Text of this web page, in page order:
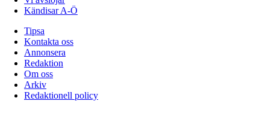
Kändisar A-Ö
Tipsa
Kontakta oss
Annonsera
Redaktion
Om oss
Arkiv
Redaktionell policy